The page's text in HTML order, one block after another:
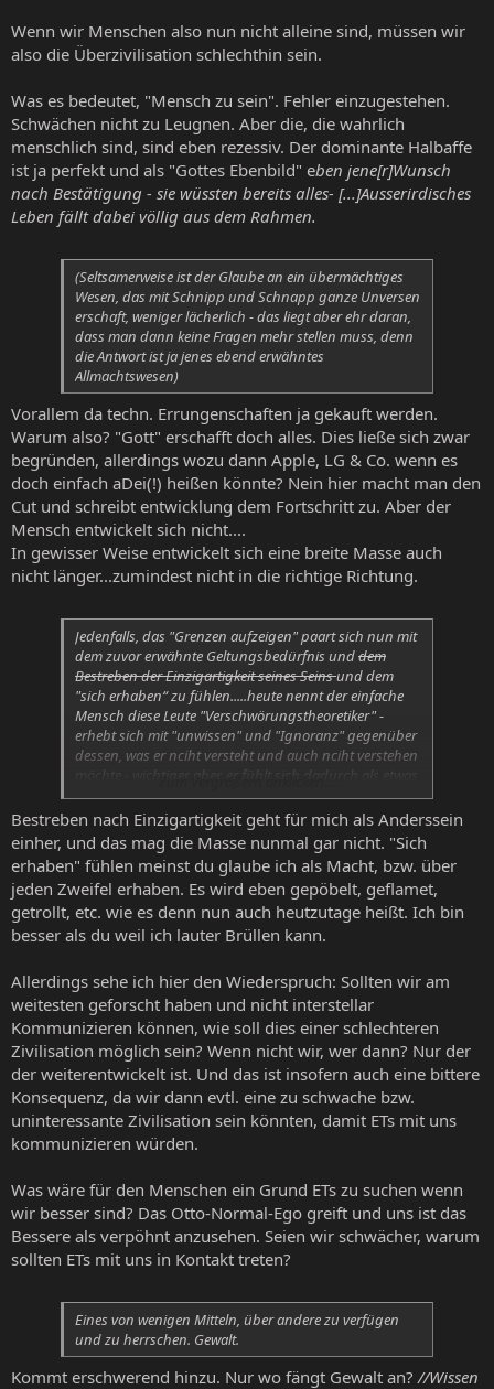
Wenn wir Menschen also nun nicht alleine sind, müssen wir
also die Überzivilisation schlechthin sein.
Was es bedeutet, "Mensch zu sein". Fehler einzugestehen.
Schwächen nicht zu Leugnen. Aber die, die wahrlich
menschlich sind, sind eben rezessiv. Der dominante Halbaffe
ist ja perfekt und als "Gottes Ebenbild" eben jene[r]Wunsch
nach Bestätigung - sie wüssten bereits alles- [...]Ausserirdisches
Leben fällt dabei völlig aus dem Rahmen.
(Seltsamerweise ist der Glaube an ein übermächtiges
Wesen, das mit Schnipp und Schnapp ganze Unversen
erschaft, weniger lächerlich - das liegt aber ehr daran,
dass man dann keine Fragen mehr stellen muss, denn
die Antwort ist ja jenes ebend erwähntes
Allmachtswesen)
Vorallem da techn. Errungenschaften ja gekauft werden.
Warum also? "Gott" erschafft doch alles. Dies ließe sich zwar
begründen, allerdings wozu dann Apple, LG & Co. wenn es
doch einfach aDei(!) heißen könnte? Nein hier macht man den
Cut und schreibt entwicklung dem Fortschritt zu. Aber der
Mensch entwickelt sich nicht....
In gewisser Weise entwickelt sich eine breite Masse auch
nicht länger...zumindest nicht in die richtige Richtung.
Jedenfalls, das "Grenzen aufzeigen" paart sich nun mit
dem zuvor erwähnte Geltungsbedürfnis unddem
Bestreben der Einzigartigkeit seines Seinsund dem
"sich erhaben“ zu fühlen.....heute nennt der einfache
Mensch diese Leute "Verschwörungstheoretiker" -
erhebt sich mit "unwissen" und "Ignoranz" gegenüber
dessen, was er nciht versteht und auch nciht verstehen
möchte - wichtiger aber, er fühlt sich dadurch als etwas
besseres..
Bestreben nach Einzigartigkeit geht für mich als Anderssein
einher, und das mag die Masse nunmal gar nicht. "Sich
erhaben" fühlen meinst du glaube ich als Macht, bzw. über
jeden Zweifel erhaben. Es wird eben gepöbelt, geflamet,
getrollt, etc. wie es denn nun auch heutzutage heißt. Ich bin
besser als du weil ich lauter Brüllen kann.
Allerdings sehe ich hier den Wiederspruch: Sollten wir am
weitesten geforscht haben und nicht interstellar
Kommunizieren können, wie soll dies einer schlechteren
Zivilisation möglich sein? Wenn nicht wir, wer dann? Nur der
der weiterentwickelt ist. Und das ist insofern auch eine bittere
Konsequenz, da wir dann evtl. eine zu schwache bzw.
uninteressante Zivilisation sein könnten, damit ETs mit uns
kommunizieren würden.
Was wäre für den Menschen ein Grund ETs zu suchen wenn
wir besser sind? Das Otto-Normal-Ego greift und uns ist das
Bessere als verpöhnt anzusehen. Seien wir schwächer, warum
sollten ETs mit uns in Kontakt treten?
Eines von wenigen Mitteln, über andere zu verfügen
und zu herrschen. Gewalt.
Kommt erschwerend hinzu. Nur wo fängt Gewalt an? //Wissen